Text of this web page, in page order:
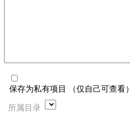
保存为私有项目 （仅自己可查看）
所属目录